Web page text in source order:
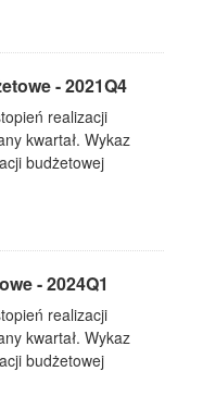
- 2021Q4
realizacji
kwartał. Wykaz
budżetowej
- 2024Q1
realizacji
kwartał. Wykaz
budżetowej